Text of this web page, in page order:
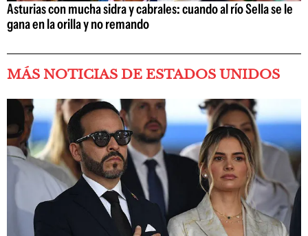
Asturias con mucha sidra y cabrales: cuando al río Sella se le
gana en la orilla y no remando
MÁS NOTICIAS DE ESTADOS UNIDOS